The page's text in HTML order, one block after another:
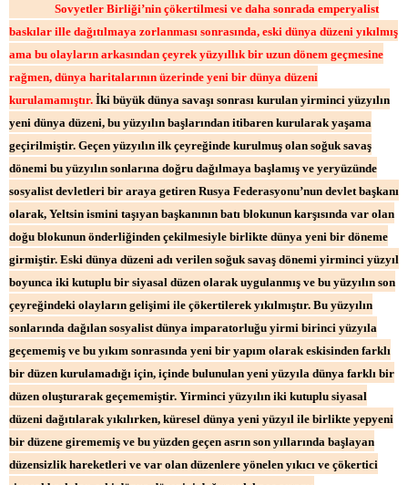
Sovyetler Birliği’nin çökertilmesi ve daha sonrada emperyalist
baskılar ille dağıtılmaya zorlanması sonrasında, eski dünya düzeni yıkılmış
ama bu olayların arkasından çeyrek yüzyıllık bir uzun dönem geçmesine
rağmen, dünya haritalarının üzerinde yeni bir dünya düzeni
kurulamamıştır. İki büyük dünya savaşı sonrası kurulan yirminci yüzyılın
yeni dünya düzeni, bu yüzyılın başlarından itibaren kurularak yaşama
geçirilmiştir. Geçen yüzyılın ilk çeyreğinde kurulmuş olan soğuk savaş
dönemi bu yüzyılın sonlarına doğru dağılmaya başlamış ve yeryüzünde
sosyalist devletleri bir araya getiren Rusya Federasyonu’nun devlet başkanı
olarak, Yeltsin ismini taşıyan başkanının batı blokunun karşısında var olan
doğu blokunun önderliğinden çekilmesiyle birlikte dünya yeni bir döneme
girmiştir. Eski dünya düzeni adı verilen soğuk savaş dönemi yirminci yüzyıl
boyunca iki kutuplu bir siyasal düzen olarak uygulanmış ve bu yüzyılın son
çeyreğindeki olayların gelişimi ile çökertilerek yıkılmıştır. Bu yüzyılın
sonlarında dağılan sosyalist dünya imparatorluğu yirmi birinci yüzyıla
geçememiş ve bu yıkım sonrasında yeni bir yapım olarak eskisinden farklı
bir düzen kurulamadığı için, içinde bulunulan yeni yüzyıla dünya farklı bir
düzen oluşturarak geçememiştir. Yirminci yüzyılın iki kutuplu siyasal
düzeni dağıtılarak yıkılırken, küresel dünya yeni yüzyıl ile birlikte yepyeni
bir düzene girememiş ve bu yüzden geçen asrın son yıllarında başlayan
düzensizlik hareketleri ve var olan düzenlere yönelen yıkıcı ve çökertici